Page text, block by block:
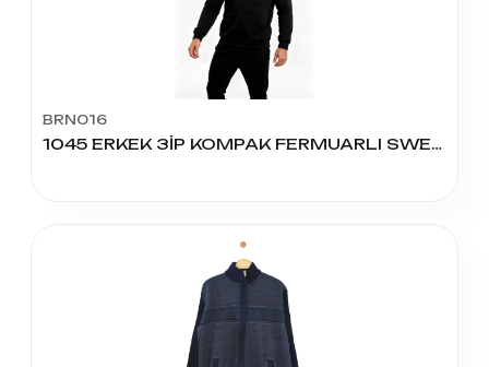
BRN016
1045 ERKEK 3İP KOMPAK FERMUARLI SWEAT